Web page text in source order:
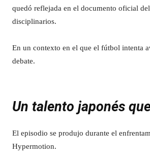
quedó reflejada en el documento oficial
disciplinarios.
En un contexto en el que el fútbol intenta
debate.
Un talento japonés
El episodio se produjo durante el
Hypermotion.